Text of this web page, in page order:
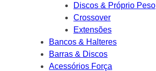
Discos & Próprio Peso
Crossover
Extensões
Bancos & Halteres
Barras & Discos
Acessórios Força